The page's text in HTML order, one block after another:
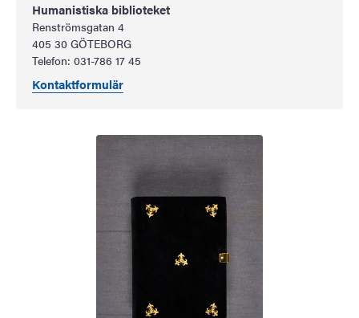
Humanistiska biblioteket
Renströmsgatan 4
405 30 GÖTEBORG
Telefon: 031-786 17 45
Kontaktformulär